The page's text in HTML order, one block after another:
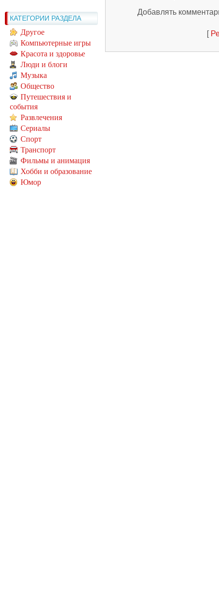
КАТЕГОРИИ РАЗДЕЛА
Другое
Компьютерные игры
Красота и здоровье
Люди и блоги
Музыка
Общество
Путешествия и
события
Развлечения
Сериалы
Спорт
Транспорт
Фильмы и анимация
Хобби и образование
Юмор
Добавлять
[